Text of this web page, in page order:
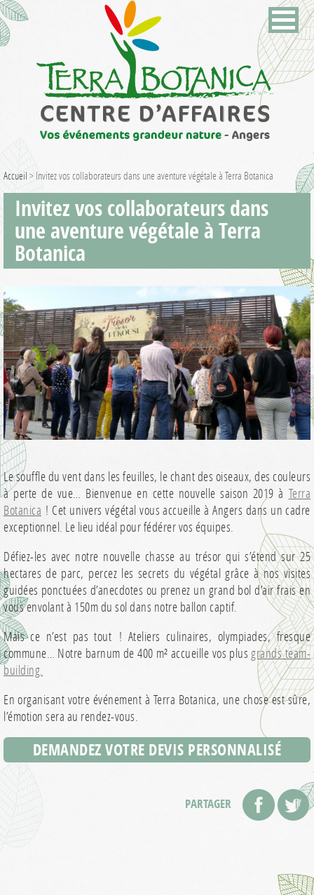
Accueil > Invitez vos collaborateurs dans une aventure végétale à Terra Botanica
Invitez vos collaborateurs dans
une aventure végétale à Terra
Botanica
Le souffle du vent dans les feuilles, le chant des oiseaux, des couleurs
à perte de vue… Bienvenue en cette nouvelle saison 2019 à Terra
Botanica ! Cet univers végétal vous accueille à Angers dans un cadre
exceptionnel. Le lieu idéal pour fédérer vos équipes.
Défiez-les avec notre nouvelle chasse au trésor qui s’étend sur 25
hectares de parc, percez les secrets du végétal grâce à nos visites
guidées ponctuées d’anecdotes ou prenez un grand bol d’air frais en
vous envolant à 150m du sol dans notre ballon captif.
Mais ce n’est pas tout ! Ateliers culinaires, olympiades, fresque
commune… Notre barnum de 400 m² accueille vos plus grands team-
building.
En organisant votre événement à Terra Botanica, une chose est sûre,
l’émotion sera au rendez-vous.
DEMANDEZ VOTRE DEVIS PERSONNALISÉ
PARTAGER